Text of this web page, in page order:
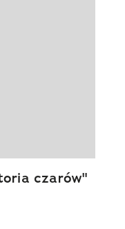
czarów"